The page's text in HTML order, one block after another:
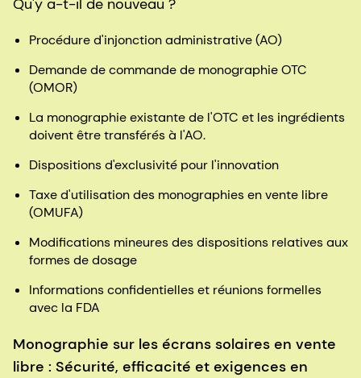
Qu'y a-t-il de nouveau ?
Procédure d'injonction administrative (AO)
Demande de commande de monographie OTC
(OMOR)
La monographie existante de l'OTC et les ingrédients
doivent être transférés à l'AO.
Dispositions d'exclusivité pour l'innovation
Taxe d'utilisation des monographies en vente libre
(OMUFA)
Modifications mineures des dispositions relatives aux
formes de dosage
Informations confidentielles et réunions formelles
avec la FDA
Monographie sur les écrans solaires en vente
libre : Sécurité, efficacité et exigences en